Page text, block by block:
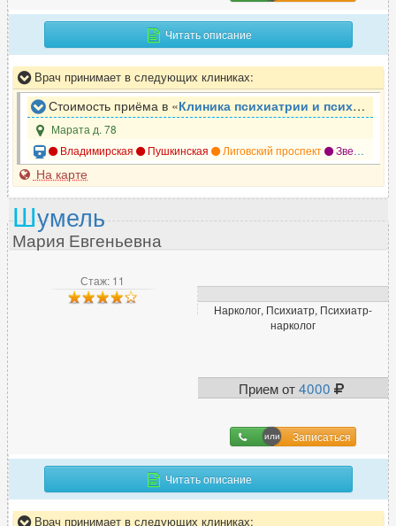
Читать описание
Врач принимает в следующих клиниках:
Стоимость приёма в «Клиника психиатрии и психотерапии Доктор САН
Марата д. 78
Владимирская
Пушкинская Лиговский проспект Звенигородская
На карте
Стаж: 11
Нарколог, Психиатр, Психиатр-
нарколог
Прием от4000
Записаться
Шумель
Мария Евгеньевна
Читать описание
Врач принимает в следующих клиниках: